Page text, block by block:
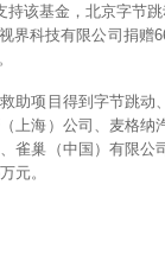
持该基金，北京字节
界科技有限公司捐
助项目得到字节跳
上海）公司、麦格纳
雀巢（中国）有限
元。